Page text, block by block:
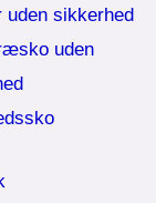
uden sikkerhed
uden